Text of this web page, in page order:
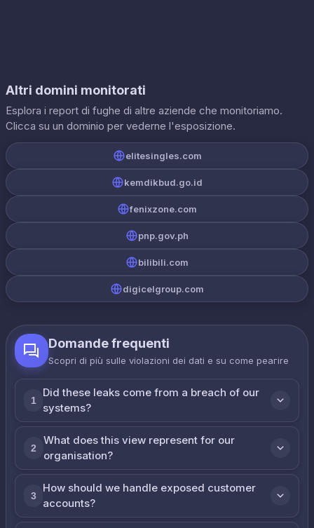
Altri domini monitorati
Esplora i report di fughe di altre aziende che monitoriamo.
Clicca su un dominio per vederne l'esposizione.
elitesingles.com
kemdikbud.go.id
fenixzone.com
pnp.gov.ph
bilibili.com
digicelgroup.com
Domande frequenti
Scopri di più sulle violazioni dei dati e su come реагire
1
Did these leaks come from a breach of our
systems?
2
What does this view represent for our
organisation?
3
How should we handle exposed customer
accounts?